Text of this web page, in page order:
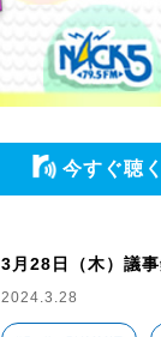
今すぐ聴く
3月28日（木）議
2024.3.28